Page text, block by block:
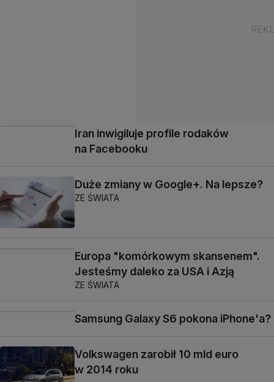
Iran inwigiluje profile rodaków
na Facebooku
Duże zmiany w Google+. Na lepsze?
ZE ŚWIATA
Europa "komórkowym skansenem".
Jesteśmy daleko za USA i Azją
ZE ŚWIATA
Samsung Galaxy S6 pokona iPhone'a?
Volkswagen zarobił 10 mld euro
w 2014 roku